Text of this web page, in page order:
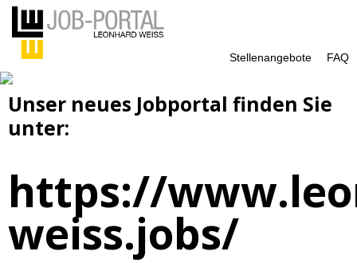
Stellenangebote FAQ
Unser neues Jobportal finden Sie
unter:
https://
weiss.jobs/